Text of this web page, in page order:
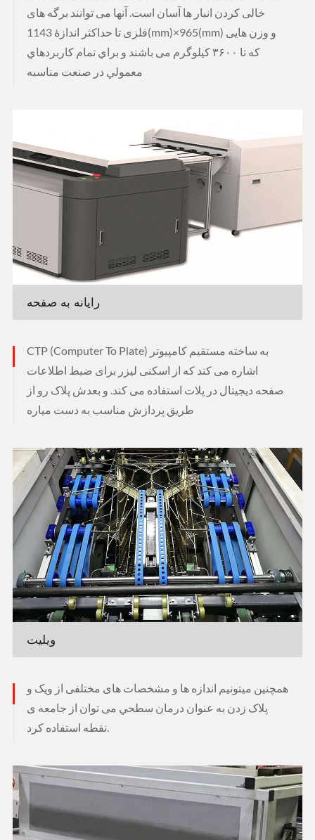
خالی کردن انبار ها آسان است. آنها می توانند برگه های
فلزی تا حداکثر اندازهٔ 1143(mm)×965(mm) و وزن هایی
که تا ۳۶۰۰ کیلوگرم می باشند و براي تمام کاربردهاي
معمولي در صنعت مناسبه
رایانه به صفحه
CTP (Computer To Plate) به ساخته مستقیم کامپیوتر
اشاره می کند که از اسکنی لیزر برای ضبط اطلاعات
صفحه دیجیتال در پلات استفاده می کند. و بعدش پلاک رو از
طریق پردازش مناسب به دست میاره
ویلیت
همچنین میتونیم اندازه ها و مشخصات های مختلفی از ویک و
پلاک زدن به عنوان درمان سطحي می توان از جامعه ی
نقطه استفاده کرد.